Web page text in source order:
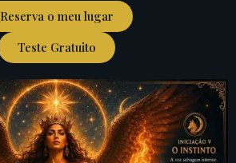
Reserva o meu lugar
Teste Gratuito